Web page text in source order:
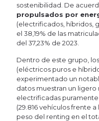
sostenibilidad. De
propulsados por
(electrificados, híbridos,
el 38,19% de las
del 37,23% de 2023.
Dentro de este grupo, los
(eléctricos puros e
experimentado un
datos muestran un
electrificadas
(29.816 vehículos frente a
peso del renting en el